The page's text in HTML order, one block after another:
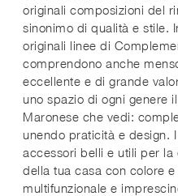
originali composizioni del
sinonimo di qualità e stile.
originali linee di
comprendono anche
eccellente e di grande
uno spazio di ogni genere
Maronese che vedi:
unendo praticità e design.
accessori belli e utili per la
della tua casa con colore
multifunzionale e